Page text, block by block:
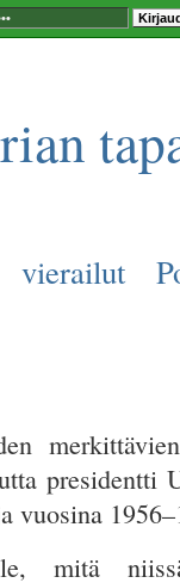
presidentti
vuosina
mitä